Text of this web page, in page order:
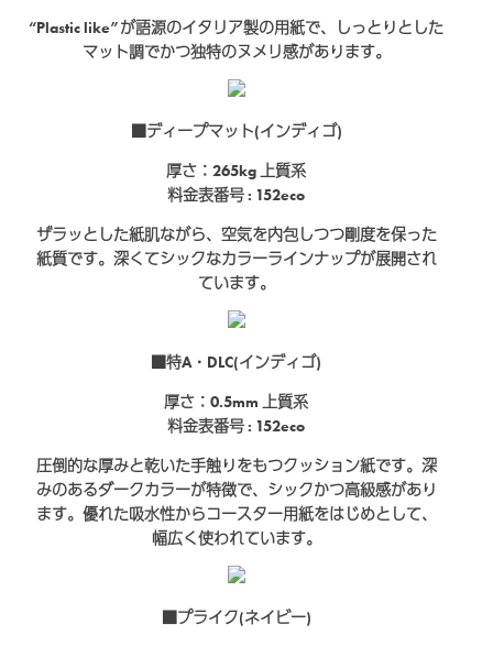
“Plastic like”が語源のイタリア製の用紙で、しっとりとした
マット調でかつ独特のヌメリ感があります。
■ディープマット(インディゴ)
厚さ：265kg 上質系
料金表番号 : 152eco
ザラッとした紙肌ながら、空気を内包しつつ剛度を保った
紙質です。深くてシックなカラーラインナップが展開され
ています。
■特A・DLC(インディゴ)
厚さ：0.5mm 上質系
料金表番号 : 152eco
圧倒的な厚みと乾いた手触りをもつクッション紙です。深
みのあるダークカラーが特徴で、シックかつ高級感があり
ます。優れた吸水性からコースター用紙をはじめとして、
幅広く使われています。
■プライク(ネイビー)